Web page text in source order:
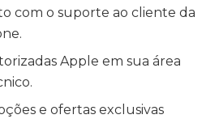
com o suporte ao cliente da
Apple em sua área
e ofertas exclusivas